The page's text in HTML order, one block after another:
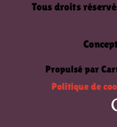
Tous droits
Propulsé par
Politique de